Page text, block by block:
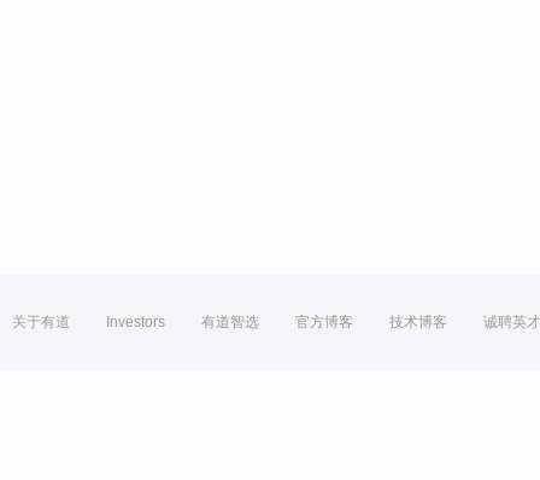
关于有道 Investors 有道智选 官方博客 技术博客 诚聘英才